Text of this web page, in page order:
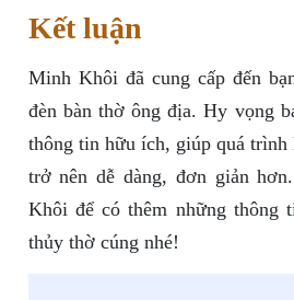
Kết luận
Minh Khôi đã cung cấp đến
đèn bàn thờ ông địa. Hy vọng
thông tin hữu ích, giúp quá trình
trở nên dễ dàng, đơn giản
Khôi để có thêm những thông
thủy thờ cúng nhé!